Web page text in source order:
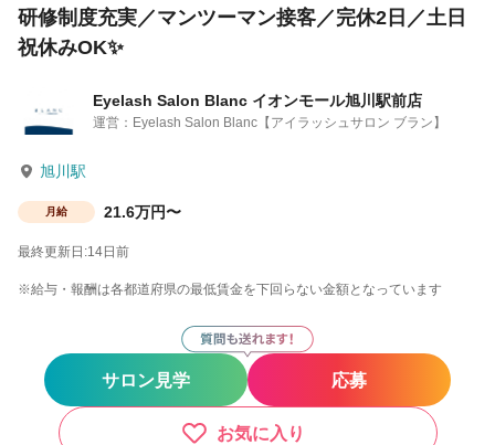
研修制度充実／マンツーマン接客／完休2日／土日
祝休みOK✨
Eyelash Salon Blanc イオンモール旭川駅前店
運営：Eyelash Salon Blanc【アイラッシュサロン ブラン】
旭川駅
月給 21.6万円〜
最終更新日:14日前
※給与・報酬は各都道府県の最低賃金を下回らない金額となっています
サロン見学 応募
お気に入り